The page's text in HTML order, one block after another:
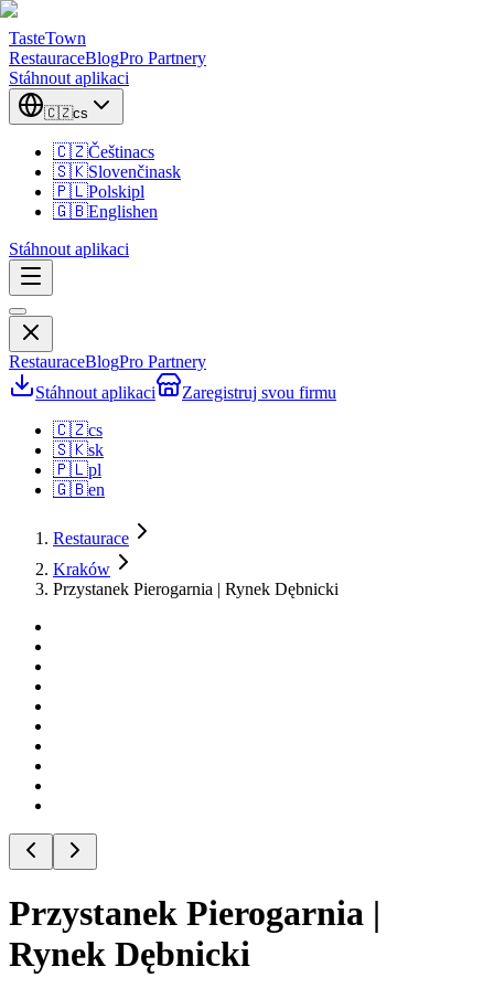
TasteTown
RestauraceBlogPro Partnery
Stáhnout aplikaci
🇨🇿cs
🇨🇿Češtinacs
🇸🇰Slovenčinask
🇵🇱Polskipl
🇬🇧Englishen
Stáhnout aplikaci
RestauraceBlogPro Partnery
Stáhnout aplikaci
Zaregistruj svou firmu
🇨🇿cs
🇸🇰sk
🇵🇱pl
🇬🇧en
Restaurace
Kraków
Przystanek Pierogarnia | Rynek Dębnicki
Przystanek Pierogarnia |
Rynek Dębnicki